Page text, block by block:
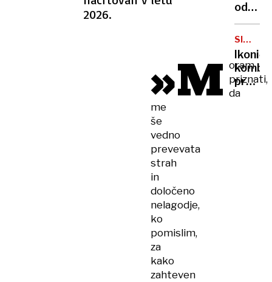
2026.
»M oram
priznati,
da
me
še
vedno
prevevata
strah
in
določeno
nelagodje,
ko
pomislim,
za
kako
zahteven
njen
sin
zaradi
raka
SIMBOL
kombi
75.